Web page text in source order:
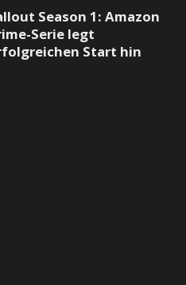
Season 1: Amazon
Serie legt
Start hin